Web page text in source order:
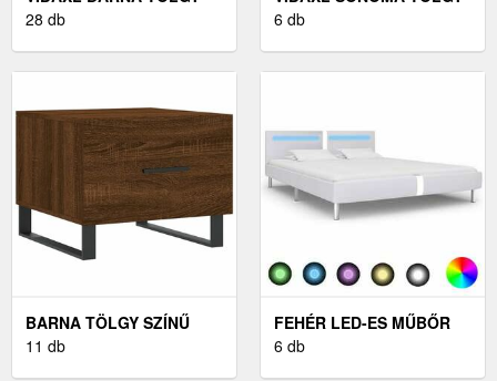
SZÍNŰ ÉJJELISZEKRÉNY
28 db
FALRA SZERELHETŐ
6 db
BARNA TÖLGY SZÍNŰ
SZERELT FA
11 db
FEHÉR LED-ES MŰBŐR
ÁGYKERET 180 X 200 CM
6 db